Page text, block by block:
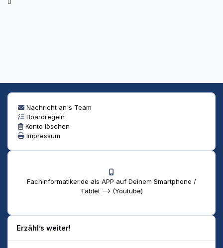
Nachricht an's Team
Boardregeln
Konto löschen
Impressum
Fachinformatiker.de als APP auf Deinem Smartphone /
Tablet --> (Youtube)
Erzähl’s weiter!